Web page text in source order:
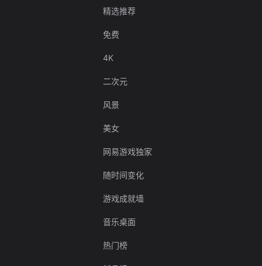
精选推荐
免费
4K
二次元
风景
美女
网易游戏独家
随时间变化
游戏成就墙
音乐桌面
热门榜